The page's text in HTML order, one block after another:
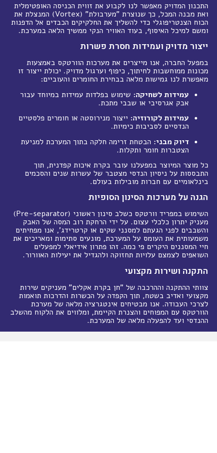
התכנון המדויק מאפשר לנו לקבוע את זווית הכניסה האופטימלית
ואת מבנה המכל, כך שנוצרת "מערבולת" (Vortex) המנצלת את
הכוח הצנטריפוגלי כדי להשליך את החלקיקים הכבדים אל הדפנות
ומשם למיכל האיסוף, בעוד האוויר הנקי ממשיך הלאה במערכת.
ייצור מדויק ועמידות חסרת פשרות
במפעל החברה, אנו מייצרים את מערכות הוורטקס באמצעות
מכונות ממוחשבות לחיתוך, כיפוף וערגול מדויק. יכולת ייצור זו
מאפשרת לנו גמישות מלאה בבחירת החומרים והעוביים:
עמידות לשחיקה: שימוש בפלדות עמידות במיוחד עבור
אבק אגרסיבי או שבבי מתכת.
עמידות לקורוזיה: ייצור מנירוסטה או חומרים פלסטיים
הנדסיים לסביבות כימיות.
דיוק מבני: הבטחת זרימה חלקה בתוך המערכת למניעת
הצטברות חומר ותקלות.
כל מוצר המיוצר במפעלנו עובר בקרת איכות קפדנית, תוך
התבססות על ניסיון הנדסי מצטבר של עשרות שנים והסכמים
בינלאומיים עם חברות מובילות בעולם.
הגנה על מערכות הסינון הסופיות
השימוש במפריד וורטקס כשלב סינון ראשוני (Pre-separator)
מעניק יתרון כלכלי עצום. על ידי הרחקת רוב המסה של האבק
והשבבים לפני הגעתם למסנני שקים או קרטרידג', אנו מפחיתים
משמעותית את העומס על המערכת, מונעים סתימות ומאריכים את
חיי המסננים היקרים פי כמה. זהו פתרון אידיאלי למפעלים
השואפים לצמצם עלויות תחזוקה ולהגדיל את יעילות האוורור.
התקנה ושירות מקצועי
צוותי ההתקנה וההרכבה של "חן בקרת אקלים" מעניקים שירות
מקצועי ואדיב בשטח, תוך הקפדה על הכשרות והדרכות תואמות
לצרכי העבודה. אנו מבטיחים אינטגרציה מלאה של מערכת
הוורטקס עם המפוחים והצנרת הקיימת, ומלווים את הלקוח מהשלב
ההנדסי ועד להפעלה מלאה של המערכת.